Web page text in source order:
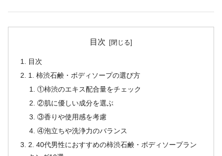
目次
目次
1. 柿渋石鹸・ボディソープの選び方
①柿渋のエキス配合量をチェック
②肌に優しい成分を選ぶ
③香りや使用感を考慮
④泡立ちや洗浄力のバランス
2. 40代男性におすすめの柿渋石鹸・ボディソープラン